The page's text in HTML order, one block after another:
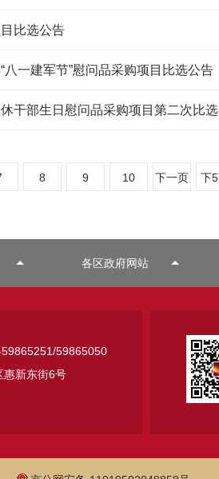
比选公告
一建军节”慰问品采购项目比选公告
8 9 10 下一页 下
各区政府网站
59865050
惠新东街6号